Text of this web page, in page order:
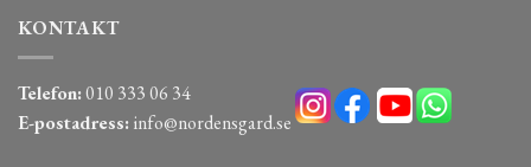
KONTAKT
Telefon:010 333 06 34
E-postadress: info@nordensgard.se